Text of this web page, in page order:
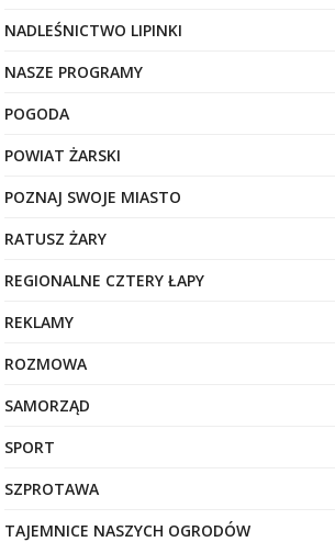
NADLEŚNICTWO LIPINKI
NASZE PROGRAMY
POGODA
POWIAT ŻARSKI
POZNAJ SWOJE MIASTO
RATUSZ ŻARY
REGIONALNE CZTERY ŁAPY
REKLAMY
ROZMOWA
SAMORZĄD
SPORT
SZPROTAWA
TAJEMNICE NASZYCH OGRODÓW